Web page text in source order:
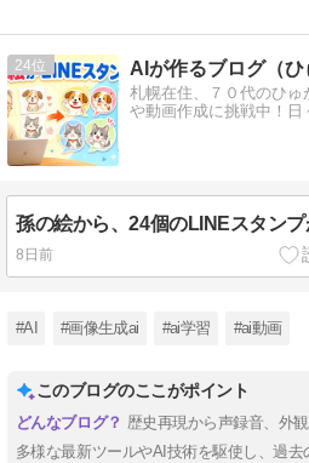
24 AIが作るブログ（ひ
札幌在住、７０代のひ
や動画作成に挑戦中！日
8日前
#AI #画像生成ai #ai学習 #ai動画
このブログのここがポイント
歴史再現から声録音、外
多様な最新ツールやAI技術を駆使し、過